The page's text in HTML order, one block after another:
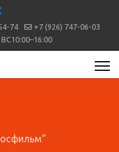
74
+7 (926) 747-06-03